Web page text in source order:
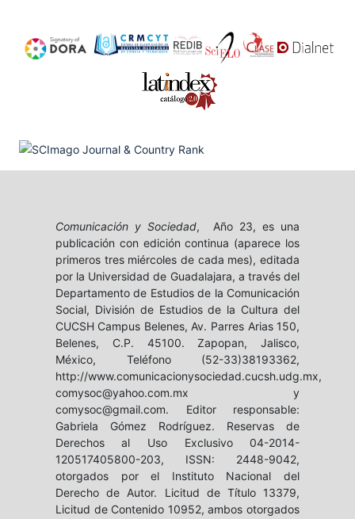
Comunicación y Sociedad, Año 23, es una
publicación con edición continua (aparece los
primeros tres miércoles de cada mes), editada
por la Universidad de Guadalajara, a través del
Departamento de Estudios de la Comunicación
Social, División de Estudios de la Cultura del
CUCSH Campus Belenes, Av. Parres Arias 150,
Belenes, C.P. 45100. Zapopan, Jalisco,
México, Teléfono (52-33)38193362,
http://www.comunicacionysociedad.cucsh.udg.mx,
comysoc@yahoo.com.mx y
comysoc@gmail.com. Editor responsable:
Gabriela Gómez Rodríguez. Reservas de
Derechos al Uso Exclusivo 04-2014-
120517405800-203, ISSN: 2448-9042,
otorgados por el Instituto Nacional del
Derecho de Autor. Licitud de Título 13379,
Licitud de Contenido 10952, ambos otorgados